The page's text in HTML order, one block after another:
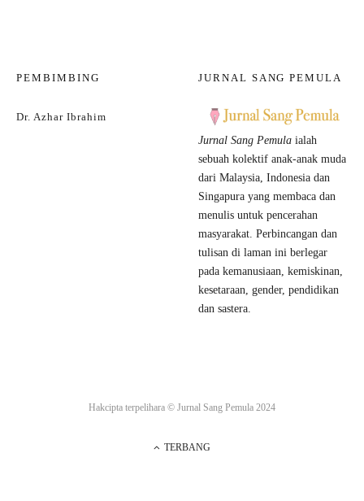
PEMBIMBING
Dr. Azhar Ibrahim
JURNAL SANG PEMULA
Jurnal Sang Pemula ialah
sebuah kolektif anak-anak muda
dari Malaysia, Indonesia dan
Singapura yang membaca dan
menulis untuk pencerahan
masyarakat. Perbincangan dan
tulisan di laman ini berlegar
pada kemanusiaan, kemiskinan,
kesetaraan, gender, pendidikan
dan sastera.
Hakcipta terpelihara © Jurnal Sang Pemula 2024
TERBANG